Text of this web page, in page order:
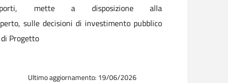
mette a disposizione alla
sulle decisioni di investimento pubblico
Progetto
Ultimo aggiornamento: 19/06/2026